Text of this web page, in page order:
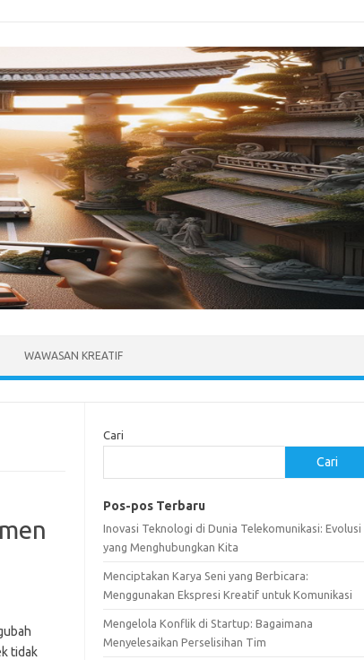
WAWASAN KREATIF
tidak
Cari
Cari
Pos-pos Terbaru
Inovasi Teknologi di Dunia Telekomunikasi: Evolusi
yang Menghubungkan Kita
Menciptakan Karya Seni yang Berbicara:
Menggunakan Ekspresi Kreatif untuk Komunikasi
Mengelola Konflik di Startup: Bagaimana
Menyelesaikan Perselisihan Tim